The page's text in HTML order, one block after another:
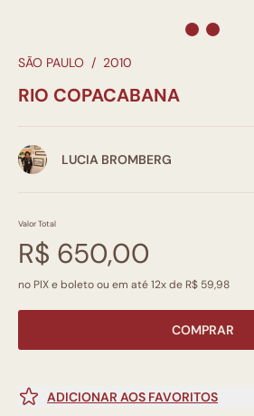
SÃO PAULO / 2010
RIO COPACABANA
LUCIA BROMBERG
Valor Total
R$ 650,00
no PIX e boleto ou em até 12x de R$ 59,98
COMPRAR
ADICIONAR AOS FAVORITOS